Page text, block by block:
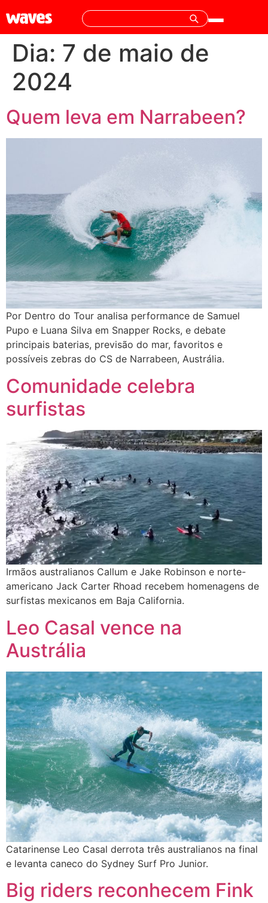
Dia: 7 de maio de
2024
Quem leva em Narrabeen?
Por Dentro do Tour analisa performance de Samuel
Pupo e Luana Silva em Snapper Rocks, e debate
principais baterias, previsão do mar, favoritos e
possíveis zebras do CS de Narrabeen, Austrália.
Comunidade celebra
surfistas
Irmãos australianos Callum e Jake Robinson e norte-
americano Jack Carter Rhoad recebem homenagens de
surfistas mexicanos em Baja California.
Leo Casal vence na
Austrália
Catarinense Leo Casal derrota três australianos na final
e levanta caneco do Sydney Surf Pro Junior.
Big riders reconhecem Fink